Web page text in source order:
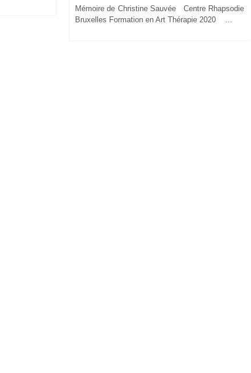
Mémoire de Christine Sauvée Centre Rhapsodie
Bruxelles Formation en Art Thérapie 2020 ...